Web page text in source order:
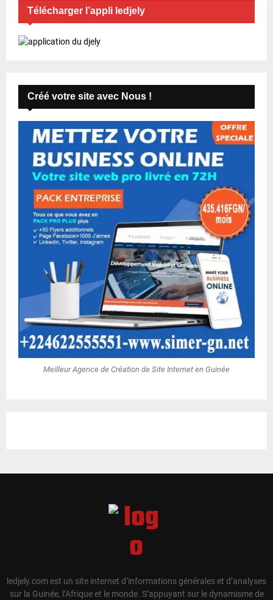
Télécharger l’appli ledjely
Créé votre site avec Nous !
Meilleur Agence de Création de Site Internet en Guinée
ledjely.com est un site internet d’informations générales et d’analyses
sur la Guinée, l’Afrique et le monde. S’appuyant sur le dynamisme de